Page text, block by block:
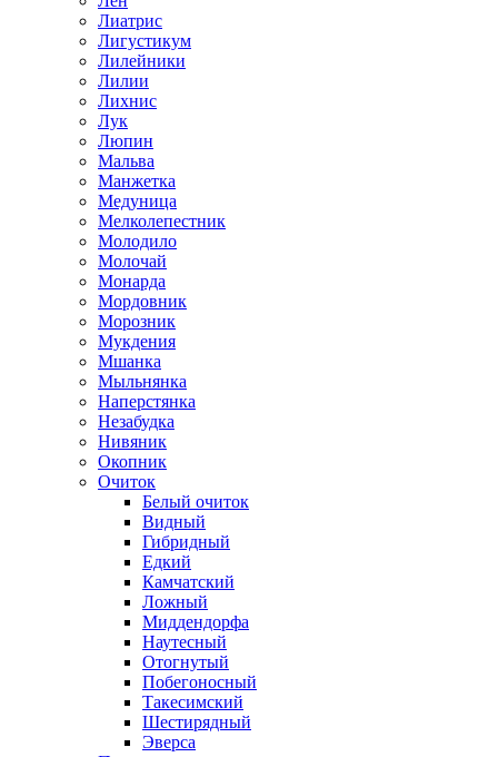
Лиатрис
Лигустикум
Лилейники
Лилии
Лихнис
Лук
Люпин
Мальва
Манжетка
Медуница
Мелколепестник
Молодило
Молочай
Монарда
Мордовник
Морозник
Мукдения
Мшанка
Мыльнянка
Наперстянка
Незабудка
Нивяник
Окопник
Очиток
Белый очиток
Видный
Гибридный
Едкий
Камчатский
Ложный
Миддендорфа
Наутесный
Отогнутый
Побегоносный
Такесимский
Шестирядный
Эверса